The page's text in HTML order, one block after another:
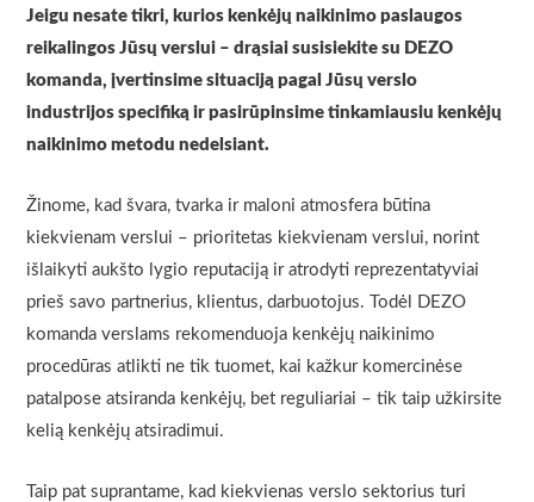
Jeigu nesate tikri, kurios kenkėjų naikinimo paslaugos
reikalingos Jūsų verslui – drąsiai susisiekite su DEZO
komanda, įvertinsime situaciją pagal Jūsų verslo
industrijos specifiką ir pasirūpinsime tinkamiausiu kenkėjų
naikinimo metodu nedelsiant.
Žinome, kad švara, tvarka ir maloni atmosfera būtina
kiekvienam verslui – prioritetas kiekvienam verslui, norint
išlaikyti aukšto lygio reputaciją ir atrodyti reprezentatyviai
prieš savo partnerius, klientus, darbuotojus. Todėl DEZO
komanda verslams rekomenduoja kenkėjų naikinimo
procedūras atlikti ne tik tuomet, kai kažkur komercinėse
patalpose atsiranda kenkėjų, bet reguliariai – tik taip užkirsite
kelią kenkėjų atsiradimui.
Taip pat suprantame, kad kiekvienas verslo sektorius turi